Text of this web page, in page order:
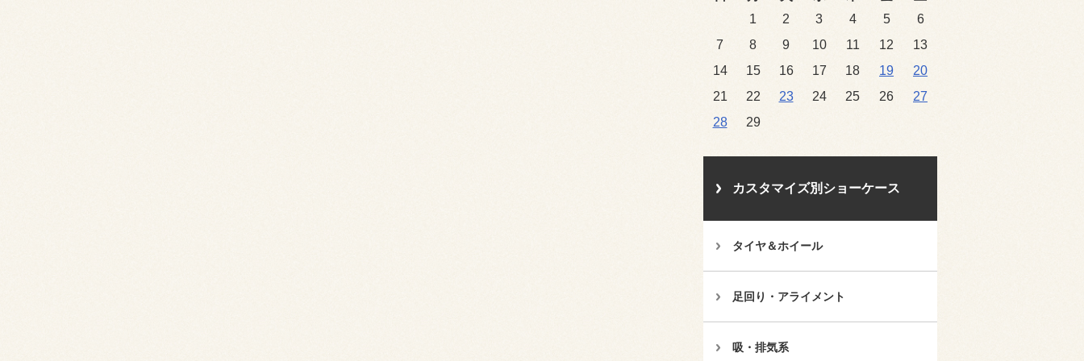
1
2 3 4 5
6
7
8 9 10 11 12
13
14
15 16 17 18 19
20
21
22 23 24 25 26
27
28
29
カスタマイズ別ショーケース
タイヤ＆ホイール
足回り・アライメント
吸・排気系